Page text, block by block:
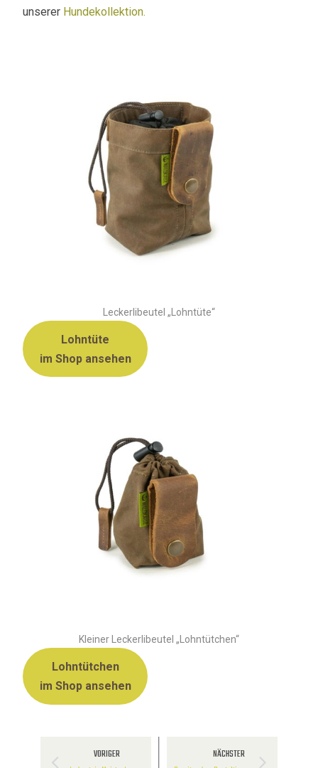
unserer Hundekollektion.
Leckerlibeutel „Lohntüte“
Lohntüte
im Shop ansehen
Kleiner Leckerlibeutel „Lohntütchen“
Lohntütchen
im Shop ansehen
VORIGER NÄCHSTER